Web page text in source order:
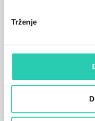
Trženje